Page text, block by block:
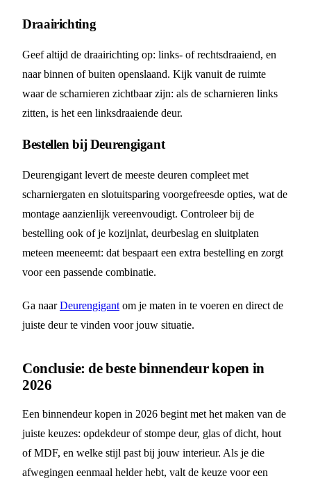
Draairichting
Geef altijd de draairichting op: links- of rechtsdraaiend, en
naar binnen of buiten openslaand. Kijk vanuit de ruimte
waar de scharnieren zichtbaar zijn: als de scharnieren links
zitten, is het een linksdraaiende deur.
Bestellen bij Deurengigant
Deurengigant levert de meeste deuren compleet met
scharniergaten en slotuitsparing voorgefreesde opties, wat de
montage aanzienlijk vereenvoudigt. Controleer bij de
bestelling ook of je kozijnlat, deurbeslag en sluitplaten
meteen meeneemt: dat bespaart een extra bestelling en zorgt
voor een passende combinatie.
Ga naarDeurengigant om je maten in te voeren en direct de
juiste deur te vinden voor jouw situatie.
Conclusie: de beste binnendeur kopen in
2026
Een binnendeur kopen in 2026 begint met het maken van de
juiste keuzes: opdekdeur of stompe deur, glas of dicht, hout
of MDF, en welke stijl past bij jouw interieur. Als je die
afwegingen eenmaal helder hebt, valt de keuze voor een